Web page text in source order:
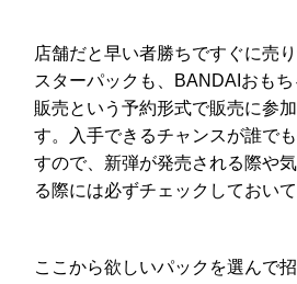
店舗だと早い者勝ちですぐに売
スターパックも、BANDAIおも
販売という予約形式で販売に参
す。入手できるチャンスが誰で
すので、新弾が発売される際や
る際には必ずチェックしておいて
ここから欲しいパックを選んで